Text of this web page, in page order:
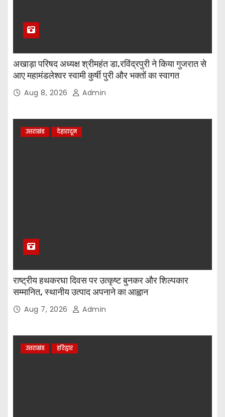
अखाड़ा परिषद अध्यक्ष श्रीमहंत डा.रविंद्रपुरी ने किया गुजरात से
आए महामंडलेश्वर स्वामी कुर्षी पुरी और भक्तों का स्वागत
Aug 8, 2026 Admin
उत्तराखंड देहारादून
राष्ट्रीय हथकरघा दिवस पर उत्कृष्ट बुनकर और शिल्पकार
सम्मानित, स्थानीय उत्पाद अपनाने का आह्वान
Aug 7, 2026 Admin
उत्तराखंड हरिद्वार